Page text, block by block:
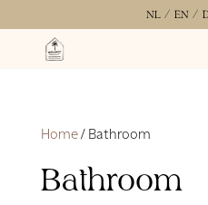
NL / EN /
Home/ Bathroom
Bathroom